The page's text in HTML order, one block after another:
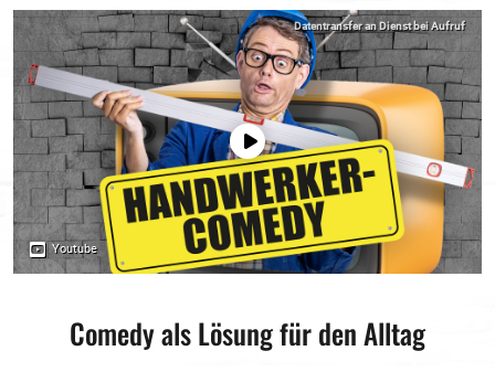
Comedy als Lösung für den Alltag